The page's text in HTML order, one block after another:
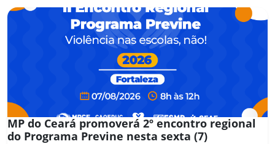
MP do Ceará promoverá 2º encontro regional
do Programa Previne nesta sexta (7)